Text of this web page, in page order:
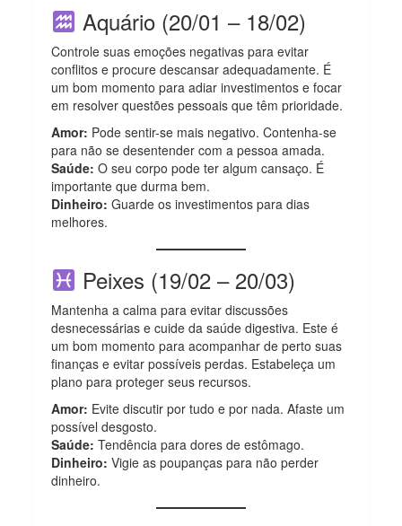
Aquário (20/01 – 18/02)
Controle suas emoções negativas para evitar
conflitos e procure descansar adequadamente. É
um bom momento para adiar investimentos e focar
em resolver questões pessoais que têm prioridade.
Amor: Pode sentir-se mais negativo. Contenha-se
para não se desentender com a pessoa amada.
Saúde: O seu corpo pode ter algum cansaço. É
importante que durma bem.
Dinheiro: Guarde os investimentos para dias
melhores.
Peixes (19/02 – 20/03)
Mantenha a calma para evitar discussões
desnecessárias e cuide da saúde digestiva. Este é
um bom momento para acompanhar de perto suas
finanças e evitar possíveis perdas. Estabeleça um
plano para proteger seus recursos.
Amor: Evite discutir por tudo e por nada. Afaste um
possível desgosto.
Saúde: Tendência para dores de estômago.
Dinheiro: Vigie as poupanças para não perder
dinheiro.